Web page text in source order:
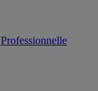
Professionnelle